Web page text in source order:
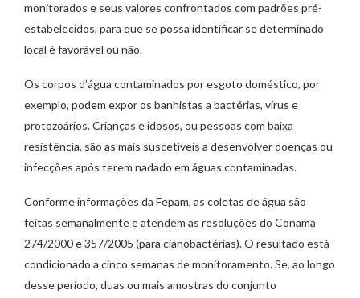
monitorados e seus valores confrontados com padrões pré-
estabelecidos, para que se possa identificar se determinado
local é favorável ou não.
Os corpos d’água contaminados por esgoto doméstico, por
exemplo, podem expor os banhistas a bactérias, vírus e
protozoários. Crianças e idosos, ou pessoas com baixa
resistência, são as mais suscetíveis a desenvolver doenças ou
infecções após terem nadado em águas contaminadas.
Conforme informações da Fepam, as coletas de água são
feitas semanalmente e atendem as resoluções do Conama
274/2000 e 357/2005 (para cianobactérias). O resultado está
condicionado a cinco semanas de monitoramento. Se, ao longo
desse período, duas ou mais amostras do conjunto